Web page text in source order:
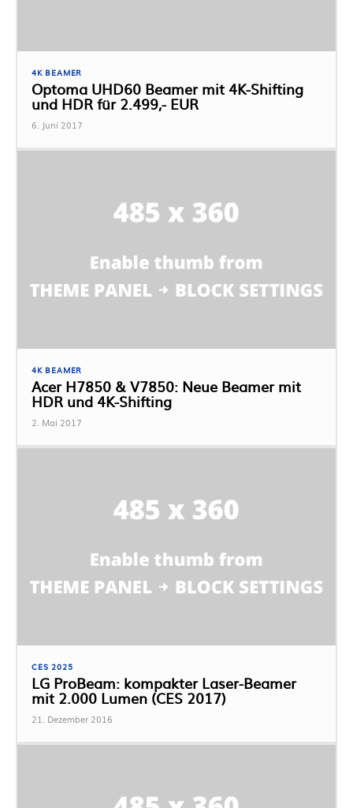
4K BEAMER
Optoma UHD60 Beamer mit 4K-Shifting
und HDR für 2.499,- EUR
6. Juni 2017
4K BEAMER
Acer H7850 & V7850: Neue Beamer mit
HDR und 4K-Shifting
2. Mai 2017
CES 2025
LG ProBeam: kompakter Laser-Beamer
mit 2.000 Lumen (CES 2017)
21. Dezember 2016